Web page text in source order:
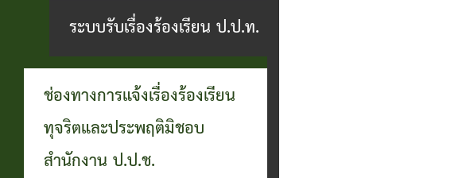
ระบบรับเรื่องร้องเรียน ป.ป.ท.
ช่องทางการแจ้งเรื่องร้องเรียน
ทุจริตและประพฤติมิชอบ
สำนักงาน ป.ป.ช.